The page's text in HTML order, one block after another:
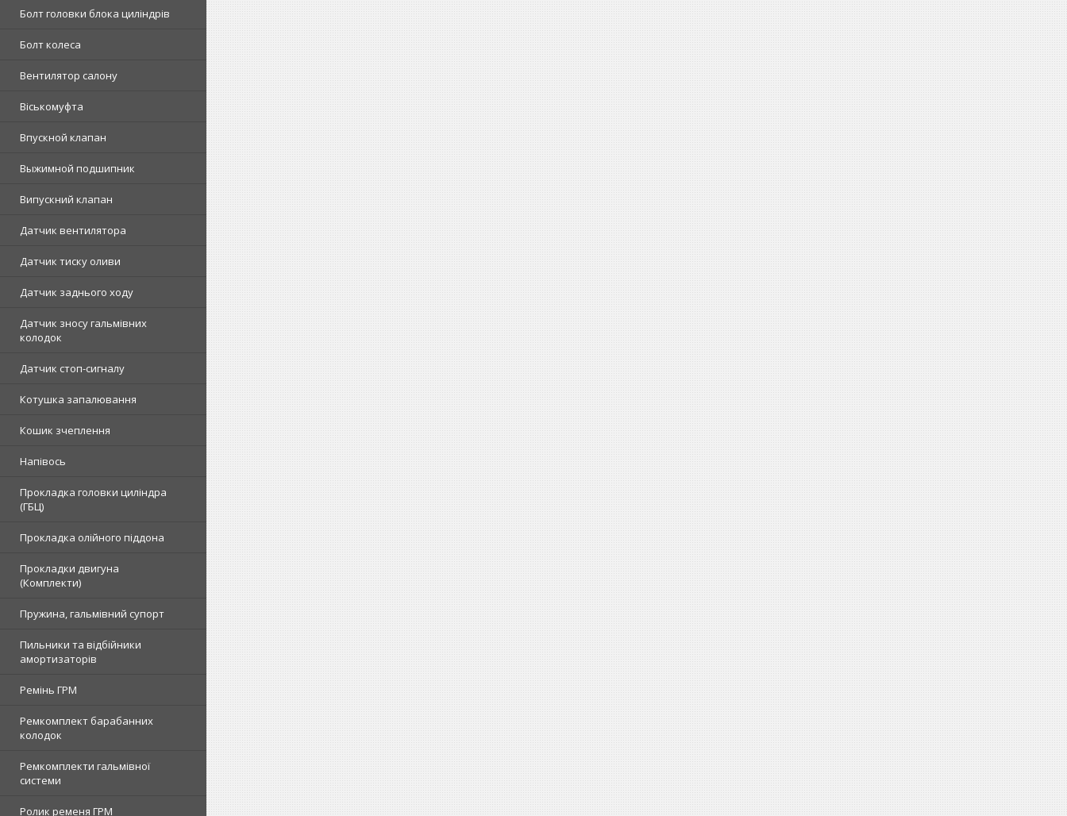
Болт головки блока циліндрів
Болт колеса
Вентилятор салону
Віськомуфта
Впускной клапан
Выжимной подшипник
Випускний клапан
Датчик вентилятора
Датчик тиску оливи
Датчик заднього ходу
Датчик зносу гальмівних
колодок
Датчик стоп-сигналу
Котушка запалювання
Кошик зчеплення
Напівось
Прокладка головки циліндра
(ГБЦ)
Прокладка олійного піддона
Прокладки двигуна
(Комплекти)
Пружина, гальмівний супорт
Пильники та відбійники
амортизаторів
Ремінь ГРМ
Ремкомплект барабанних
колодок
Ремкомплекти гальмівної
системи
Ролик ременя ГРМ